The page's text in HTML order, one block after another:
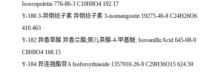
Isoscopoletin 776-86-3 C10H8O4 192.17
Y-180 3-异倒捻子素 异倒捻子素 3-isomangostin 19275-46-8 C24H26O6
410.463
Y-182 异香草酸 异香兰酸;原儿茶酸-4-甲基醚; IsovanillicAcid 645-08-9
C8H8O4 168.15
Y-184 异连翘酯苷A Isoforsythiaside 1357910-26-9 C29H36O15 624.59